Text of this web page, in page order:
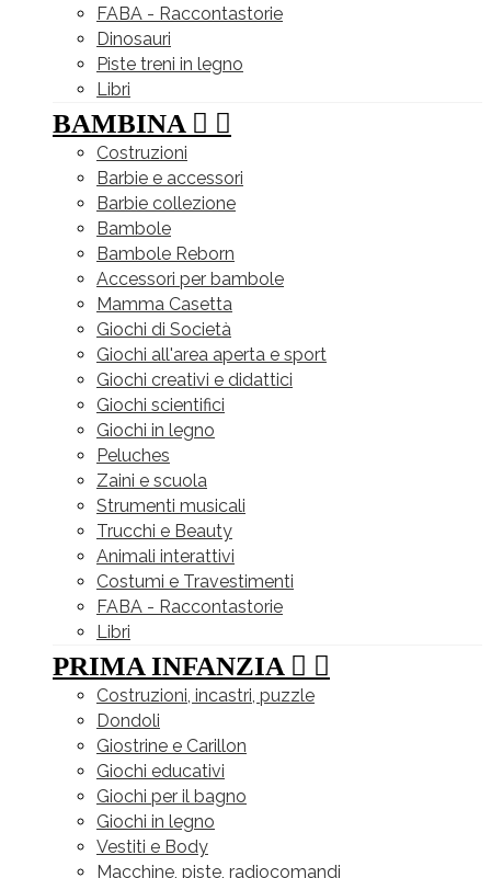
FABA - Raccontastorie
Dinosauri
Piste treni in legno
Libri
BAMBINA  
Costruzioni
Barbie e accessori
Barbie collezione
Bambole
Bambole Reborn
Accessori per bambole
Mamma Casetta
Giochi di Società
Giochi all'area aperta e sport
Giochi creativi e didattici
Giochi scientifici
Giochi in legno
Peluches
Zaini e scuola
Strumenti musicali
Trucchi e Beauty
Animali interattivi
Costumi e Travestimenti
FABA - Raccontastorie
Libri
PRIMA INFANZIA  
Costruzioni, incastri, puzzle
Dondoli
Giostrine e Carillon
Giochi educativi
Giochi per il bagno
Giochi in legno
Vestiti e Body
Macchine, piste, radiocomandi